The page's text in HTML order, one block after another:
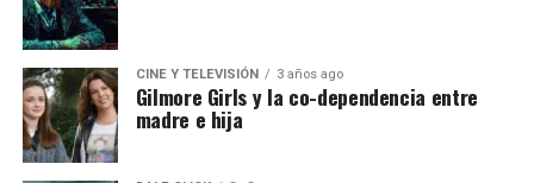
CINE Y TELEVISIÓN 3 años ago
Gilmore Girls y la co-dependencia entre
madre e hija